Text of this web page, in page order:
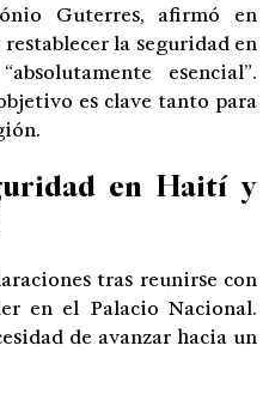
Guterres, afirmó en
la seguridad en
esencial”.
es clave tanto para
en Haití y
tras reunirse con
en el Palacio Nacional.
de avanzar hacia un